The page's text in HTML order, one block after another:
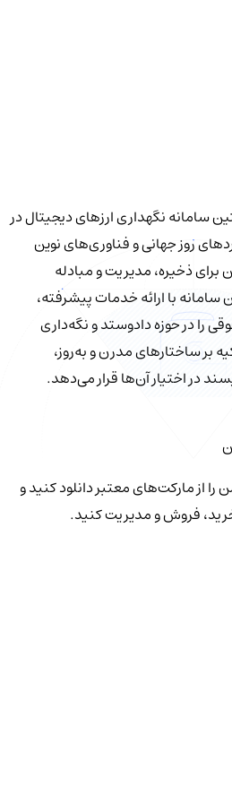
نگهداری ارزهای دیجیتال در
روز جهانی و فناوری‌های نوین
ذخیره، مدیریت و مبادله
با ارائه خدمات پیشرفته،
را در حوزه دادوستد و نگه‌داری
بر ساختارهای مدرن و به‌روز،
در اختیار آن‌ها قرار می‌دهد.
از مارکت‌های معتبر دانلود کنید و
فروش و مدیریت کنید.